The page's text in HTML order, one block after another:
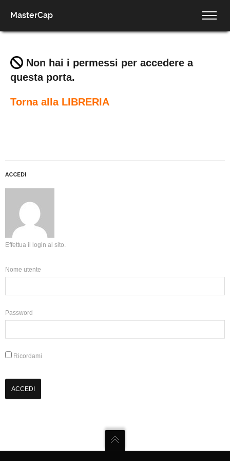
MasterCap
Non hai i permessi per accedere a
questa porta.
Torna alla LIBRERIA
ACCEDI
Effettua il login al sito.
Nome utente
Password
Ricordami